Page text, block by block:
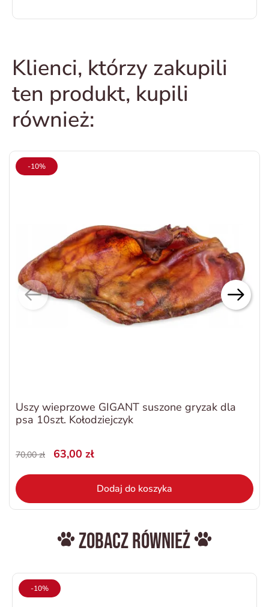
Klienci, którzy zakupili
ten produkt, kupili
również:
-10%
Uszy wieprzowe GIGANT suszone gryzak dla
psa 10szt. Kołodziejczyk
70,00 zł 63,00 zł
Dodaj do koszyka
Zobacz również
-10%